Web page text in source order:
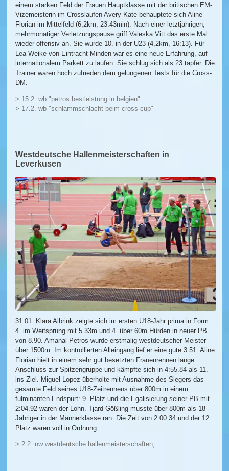
einem starken Feld der Frauen Hauptklasse mit der britischen EM-
Vizemeisterin im Crosslaufen Avery Kate behauptete sich Aline
Florian im Mittelfeld (6,2km, 23:43min). Nach einer letztjährigen,
mehrmonatiger Verletzungspause griff Valeska Vitt das erste Mal
wieder offensiv an. Sie wurde 10. in der U23 (4,2km, 16:13). Für
Lea Weike von Eintracht Minden war es eine neue Erfahrung, auf
internationalem Parkett zu laufen. Sie schlug sich als 23 tapfer. Die
Trainer waren hoch zufrieden dem gelungenen Tests für die Cross-
DM.
> 15.2. wb "petros bestleistung in belgien"
> 17.2. wb "schlammschlacht beim cross-cup"
Westdeutsche Hallenmeisterschaften in
Leverkusen
31.01. Klara Albrink zeigte sich im ersten U18-Jahr prima in Form:
4. im Weitsprung mit 5.33m und 4. über 60m Hürden in neuer PB
von 8.90. Amanal Petros wurde erstmalig westdeutscher Meister
über 1500m. Im kontrollierten Alleingang lief er eine gute 3:51. Aline
Florian hielt in einem sehr gut besetzten Frauenrennen lange
Anschluss zur Spitzengruppe und kämpfte sich in 4:55.84 als 11.
ins Ziel. Miguel Lopez überholte mit Ausnahme des Siegers das
gesamte Feld seines U18-Zeitrennens über 800m in einem
fulminanten Endspurt: 9. Platz und die Egalisierung seiner PB mit
2:04.92 waren der Lohn. Tjard Gößling musste über 800m als 18-
Jähriger in der Männerklasse ran. Die Zeit von 2:00.34 und der 12.
Platz waren voll in Ordnung.
> 2.2. nw westdeutsche hallenmeisterschaften,